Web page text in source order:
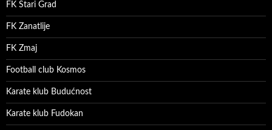
FK Stari Grad
FK Zanatlije
FK Zmaj
Football club Kosmos
Karate klub Budućnost
Karate klub Fudokan